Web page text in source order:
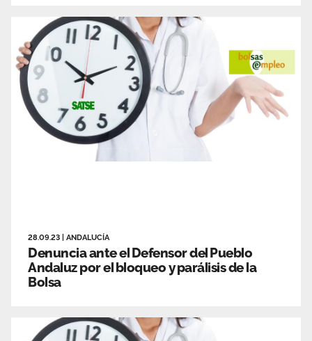
28.09.23 ANDALUCÍA
Denuncia ante el Defensor del Pueblo
Andaluz por el bloqueo y parálisis de la
Bolsa